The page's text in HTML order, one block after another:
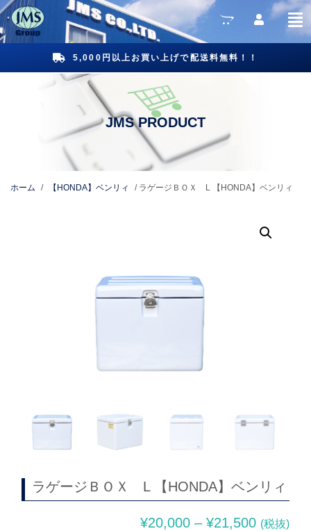
5,000円以上お買い上げで配送料無料！！
ホーム / 【HONDA】ベンリィ / ラゲージＢＯＸ L 【HONDA】ベンリィ
ラゲージＢＯＸ L 【HONDA】ベンリィ
¥20,000 – ¥21,500 (税抜)